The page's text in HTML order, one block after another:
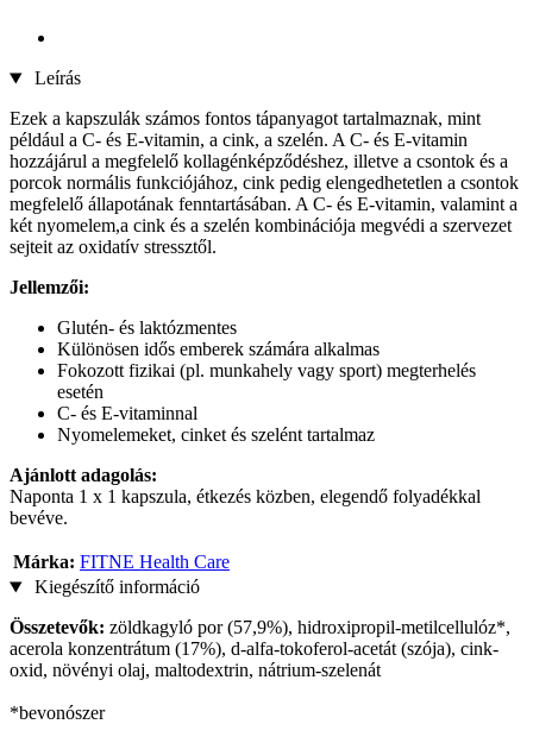
Leírás
Ezek a kapszulák számos fontos tápanyagot tartalmaznak, mint
például a C- és E-vitamin, a cink, a szelén. A C- és E-vitamin
hozzájárul a megfelelő kollagénképződéshez, illetve a csontok és a
porcok normális funkciójához, cink pedig elengedhetetlen a csontok
megfelelő állapotának fenntartásában. A C- és E-vitamin, valamint a
két nyomelem,a cink és a szelén kombinációja megvédi a szervezet
sejteit az oxidatív stressztől.
Jellemzői:
Glutén- és laktózmentes
Különösen idős emberek számára alkalmas
Fokozott fizikai (pl. munkahely vagy sport) megterhelés
esetén
C- és E-vitaminnal
Nyomelemeket, cinket és szelént tartalmaz
Ajánlott adagolás:
Naponta 1 x 1 kapszula, étkezés közben, elegendő folyadékkal
bevéve.
Márka: FITNE Health Care
Kiegészítő információ
Összetevők: zöldkagyló por (57,9%), hidroxipropil-metilcellulóz*,
acerola konzentrátum (17%), d-alfa-tokoferol-acetát (szója), cink-
oxid, növényi olaj, maltodextrin, nátrium-szelenát
*bevonószer